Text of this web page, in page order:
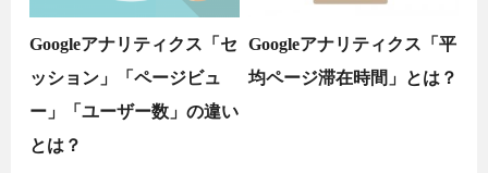
Googleアナリティクス「セ
ッション」「ページビュ
ー」「ユーザー数」の違い
とは？
Googleアナリティクス「平
均ページ滞在時間」とは？